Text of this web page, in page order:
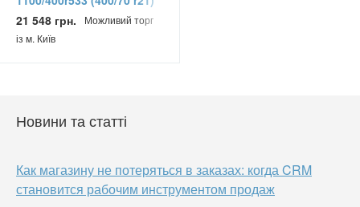
Neumaster E-2 W-16a
150/146g Універсальна
21 548 грн.
Можливий торг
із м. Київ
Новини та статті
Как магазину не потеряться в заказах: когда CRM
становится рабочим инструментом продаж